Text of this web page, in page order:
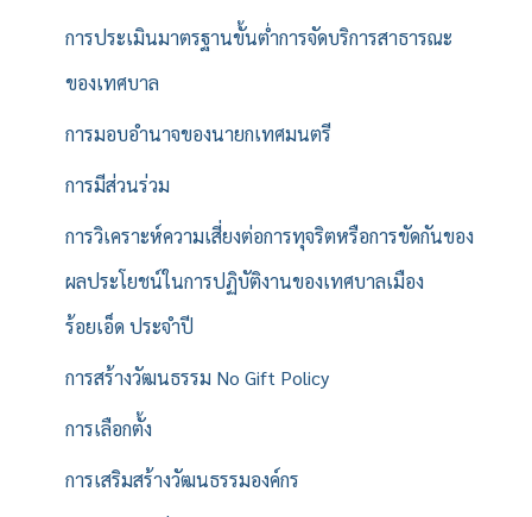
การประเมินมาตรฐานขั้นต่ำการจัดบริการสาธารณะ
ของเทศบาล
การมอบอำนาจของนายกเทศมนตรี
การมีส่วนร่วม
การวิเคราะห์ความเสี่ยงต่อการทุจริตหรือการขัดกันของ
ผลประโยชน์ในการปฏิบัติงานของเทศบาลเมือง
ร้อยเอ็ด ประจำปี
การสร้างวัฒนธรรม No Gift Policy
การเลือกตั้ง
การเสริมสร้างวัฒนธรรมองค์กร